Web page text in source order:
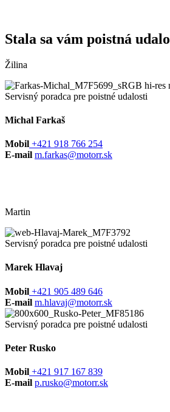
Stala sa vám poistná
Žilina
Servisný poradca pre poistné udalosti
Michal Farkaš
Mobil +421 918 766 254
E-mail m.farkas@motorr.sk
Martin
Servisný poradca pre poistné udalosti
Marek Hlavaj
Mobil +421 905 489 646
E-mail m.hlavaj@motorr.sk
Servisný poradca pre poistné udalosti
Peter Rusko
Mobil +421 917 167 839
E-mail p.rusko@motorr.sk